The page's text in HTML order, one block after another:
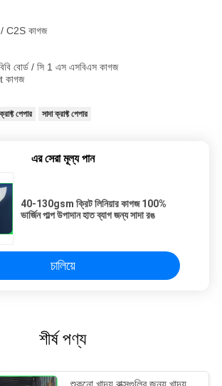
/ C2S কাগজ
বোর্ড / সি 1 এস এসবিএস কাগজ
কাগজ
পেপার সাদা ক্রাফ্ট পেপার
এর সেরা মূল্য পান
40-130gsm ক্রিট লিনিয়ার কাগজ 100%
ভার্জিন পাল্প উপাদান হাত ব্যাগ জন্য সাদা রঙ
চালিয়ে
শীর্ষ পণ্য